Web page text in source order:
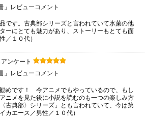
」レビューコメント
です。古典部シリーズと言われていて氷菓の他
ーにとても魅力があり、ストーリーもとても面
／１０代）
ンケート
」レビューコメント
めです！ 今アニメでもやっているので、もし
ニメを見た後に小説を読むのも一つの楽しみ方
典部〉シリーズ」とも言われていて、今は第
カエース／男性／１０代）